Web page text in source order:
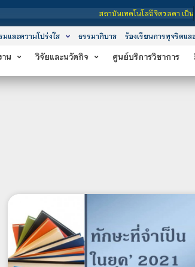
สถาบันเทคโนโลยีจิตรลดา เป็นสถาบันอุดมศึก
และความโปร่งใส ธรรมาภิบาล ร้องเรียนการทุจริตแ
น วิจัยและนวัตกิจ ศูนย์บริการวิชาการ